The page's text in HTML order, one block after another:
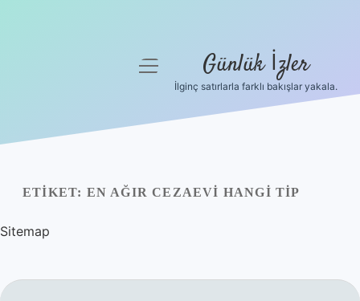
Yasal Uyarı
Hakkımızda
menüyü
Günlük İzler
İlginç satırlarla farklı bakışlar yakala.
ETIKET: EN AĞIR CEZAEVI HANGI TIP
Sitemap